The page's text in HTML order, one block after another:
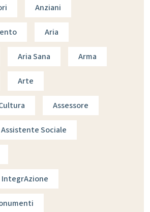
Anziani
Aria
Aria Sana Arma
Arte
Assessore
Assistente Sociale
IntegrAzione